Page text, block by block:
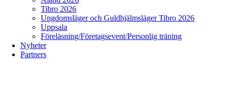
Tibro 2026
Ungdomsläger och Guldhjälmsläger Tibro 2026
Uppsala
Föreläsning/Företagsevent/Personlig träning
Nyheter
Partners